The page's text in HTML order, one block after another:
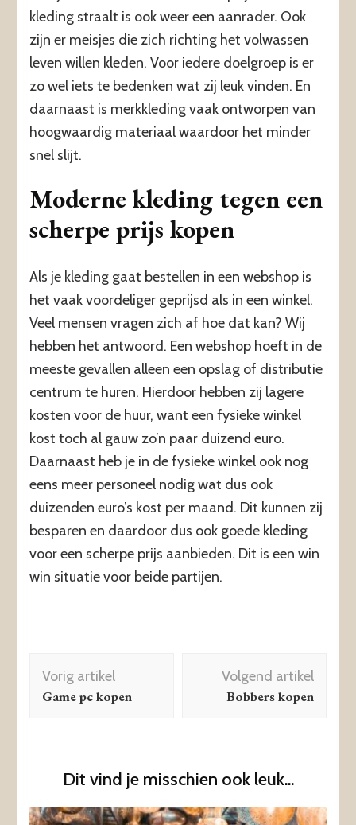
kleding straalt is ook weer een aanrader. Ook
zijn er meisjes die zich richting het volwassen
leven willen kleden. Voor iedere doelgroep is er
zo wel iets te bedenken wat zij leuk vinden. En
daarnaast is merkkleding vaak ontworpen van
hoogwaardig materiaal waardoor het minder
snel slijt.
Moderne kleding tegen een
scherpe prijs kopen
Als je kleding gaat bestellen in een webshop is
het vaak voordeliger geprijsd als in een winkel.
Veel mensen vragen zich af hoe dat kan? Wij
hebben het antwoord. Een webshop hoeft in de
meeste gevallen alleen een opslag of distributie
centrum te huren. Hierdoor hebben zij lagere
kosten voor de huur, want een fysieke winkel
kost toch al gauw zo’n paar duizend euro.
Daarnaast heb je in de fysieke winkel ook nog
eens meer personeel nodig wat dus ook
duizenden euro’s kost per maand. Dit kunnen zij
besparen en daardoor dus ook goede kleding
voor een scherpe prijs aanbieden. Dit is een win
win situatie voor beide partijen.
Berichtnavigatie
Vorig artikel
Game pc kopen
Volgend artikel
Bobbers kopen
Dit vind je misschien ook leuk...